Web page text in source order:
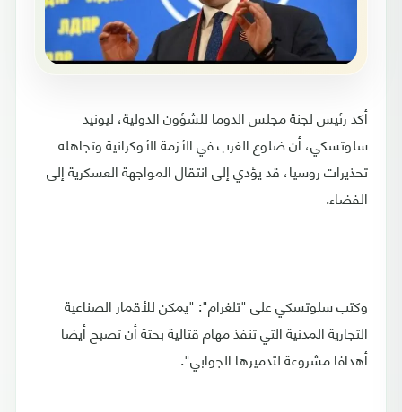
أكد رئيس لجنة مجلس الدوما للشؤون الدولية، ليونيد
سلوتسكي، أن ضلوع الغرب في الأزمة الأوكرانية وتجاهله
تحذيرات روسيا، قد يؤدي إلى انتقال المواجهة العسكرية إلى
الفضاء.
وكتب سلوتسكي على "تلغرام": "يمكن للأقمار الصناعية
التجارية المدنية التي تنفذ مهام قتالية بحتة أن تصبح أيضا
أهدافا مشروعة لتدميرها الجوابي".